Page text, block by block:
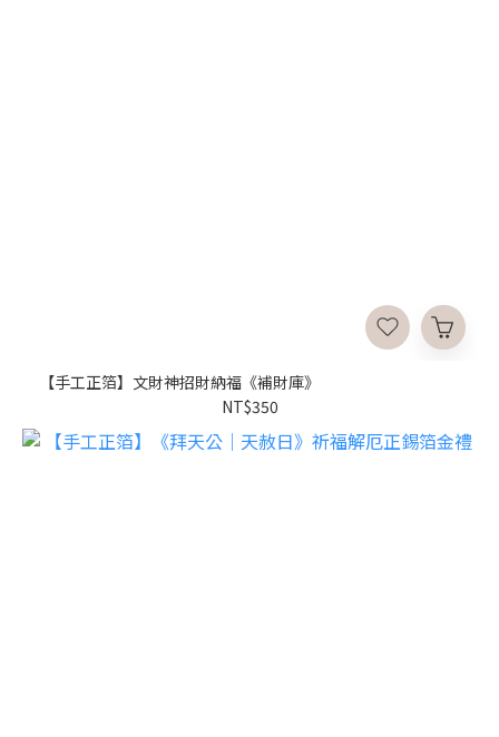
【手工正箔】文財神招財納福《補財庫》
NT$350